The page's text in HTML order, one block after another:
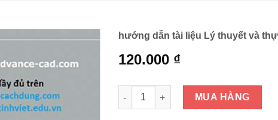
hướng dẫn tài liệu Lý thuyết và
120.000 ₫
hướng dẫn tài liệu Lý thuyết và thực
MUA HÀNG